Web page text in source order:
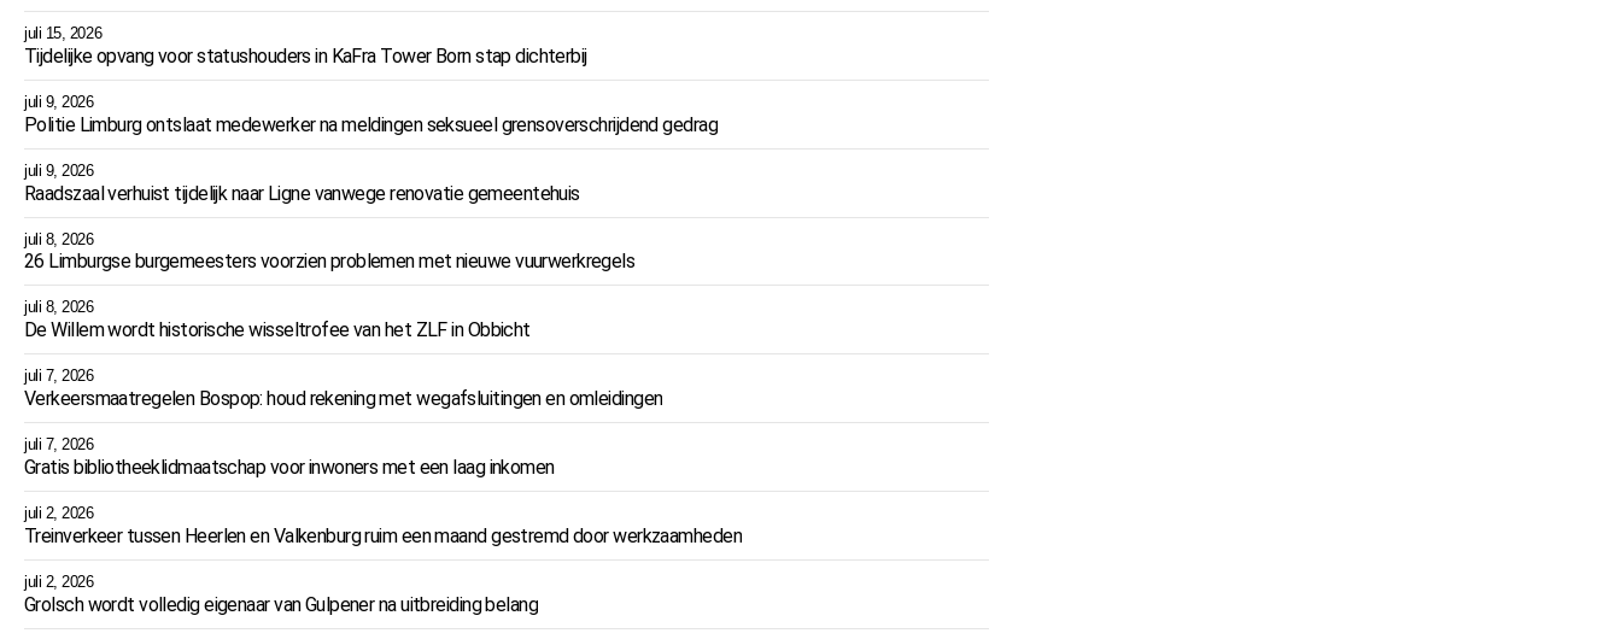
juli 15, 2026
Tijdelijke opvang voor statushouders in KaFra Tower Born stap dichterbij
juli 9, 2026
Politie Limburg ontslaat medewerker na meldingen seksueel grensoverschrijdend gedrag
juli 9, 2026
Raadszaal verhuist tijdelijk naar Ligne vanwege renovatie gemeentehuis
juli 8, 2026
26 Limburgse burgemeesters voorzien problemen met nieuwe vuurwerkregels
juli 8, 2026
De Willem wordt historische wisseltrofee van het ZLF in Obbicht
juli 7, 2026
Verkeersmaatregelen Bospop: houd rekening met wegafsluitingen en omleidingen
juli 7, 2026
Gratis bibliotheeklidmaatschap voor inwoners met een laag inkomen
juli 2, 2026
Treinverkeer tussen Heerlen en Valkenburg ruim een maand gestremd door werkzaamheden
juli 2, 2026
Grolsch wordt volledig eigenaar van Gulpener na uitbreiding belang